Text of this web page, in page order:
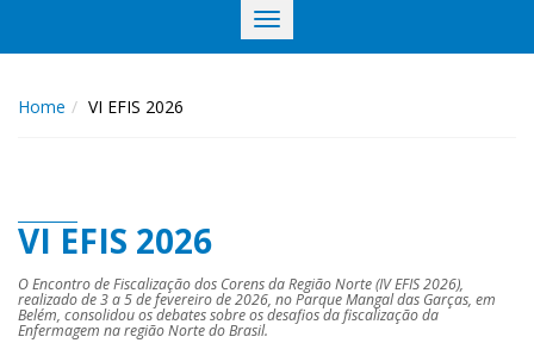
Toggle
navigation
Home VI EFIS 2026
VI EFIS 2026
O Encontro de Fiscalização dos Corens da Região Norte (IV EFIS 2026),
realizado de 3 a 5 de fevereiro de 2026, no Parque Mangal das Garças, em
Belém, consolidou os debates sobre os desafios da fiscalização da
Enfermagem na região Norte do Brasil.